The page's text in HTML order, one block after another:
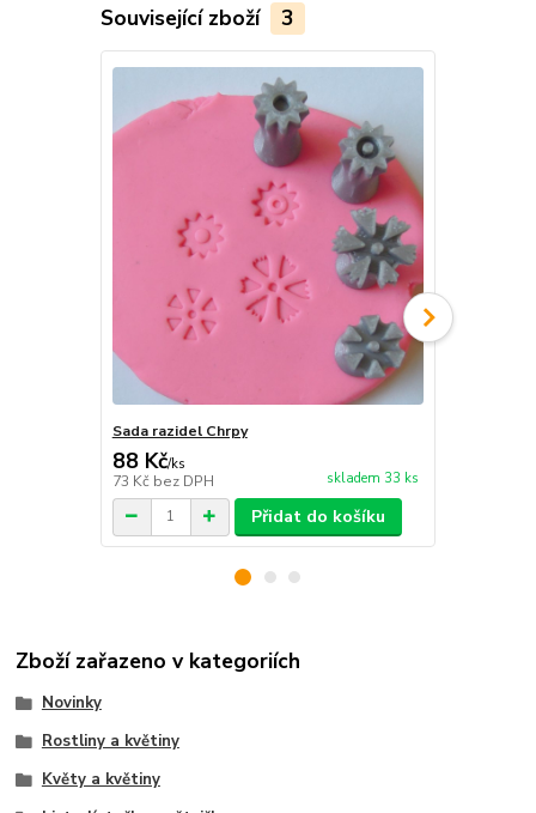
Související zboží 3
Sada razidel Chrpy
88 Kč/ks
73 Kč bez DPH skladem 33 ks
Přidat do košíku
Zboží zařazeno v kategoriích
Novinky
Rostliny a květiny
Květy a květiny